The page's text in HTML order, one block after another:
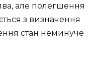
але полегшення
з визначення
стан неминуче